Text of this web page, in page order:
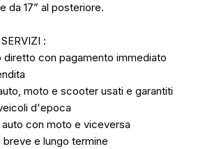
da 17” al posteriore.
:
diretto con pagamento immediato
moto e scooter usati e garantiti
d'epoca
con moto e viceversa
e lungo termine